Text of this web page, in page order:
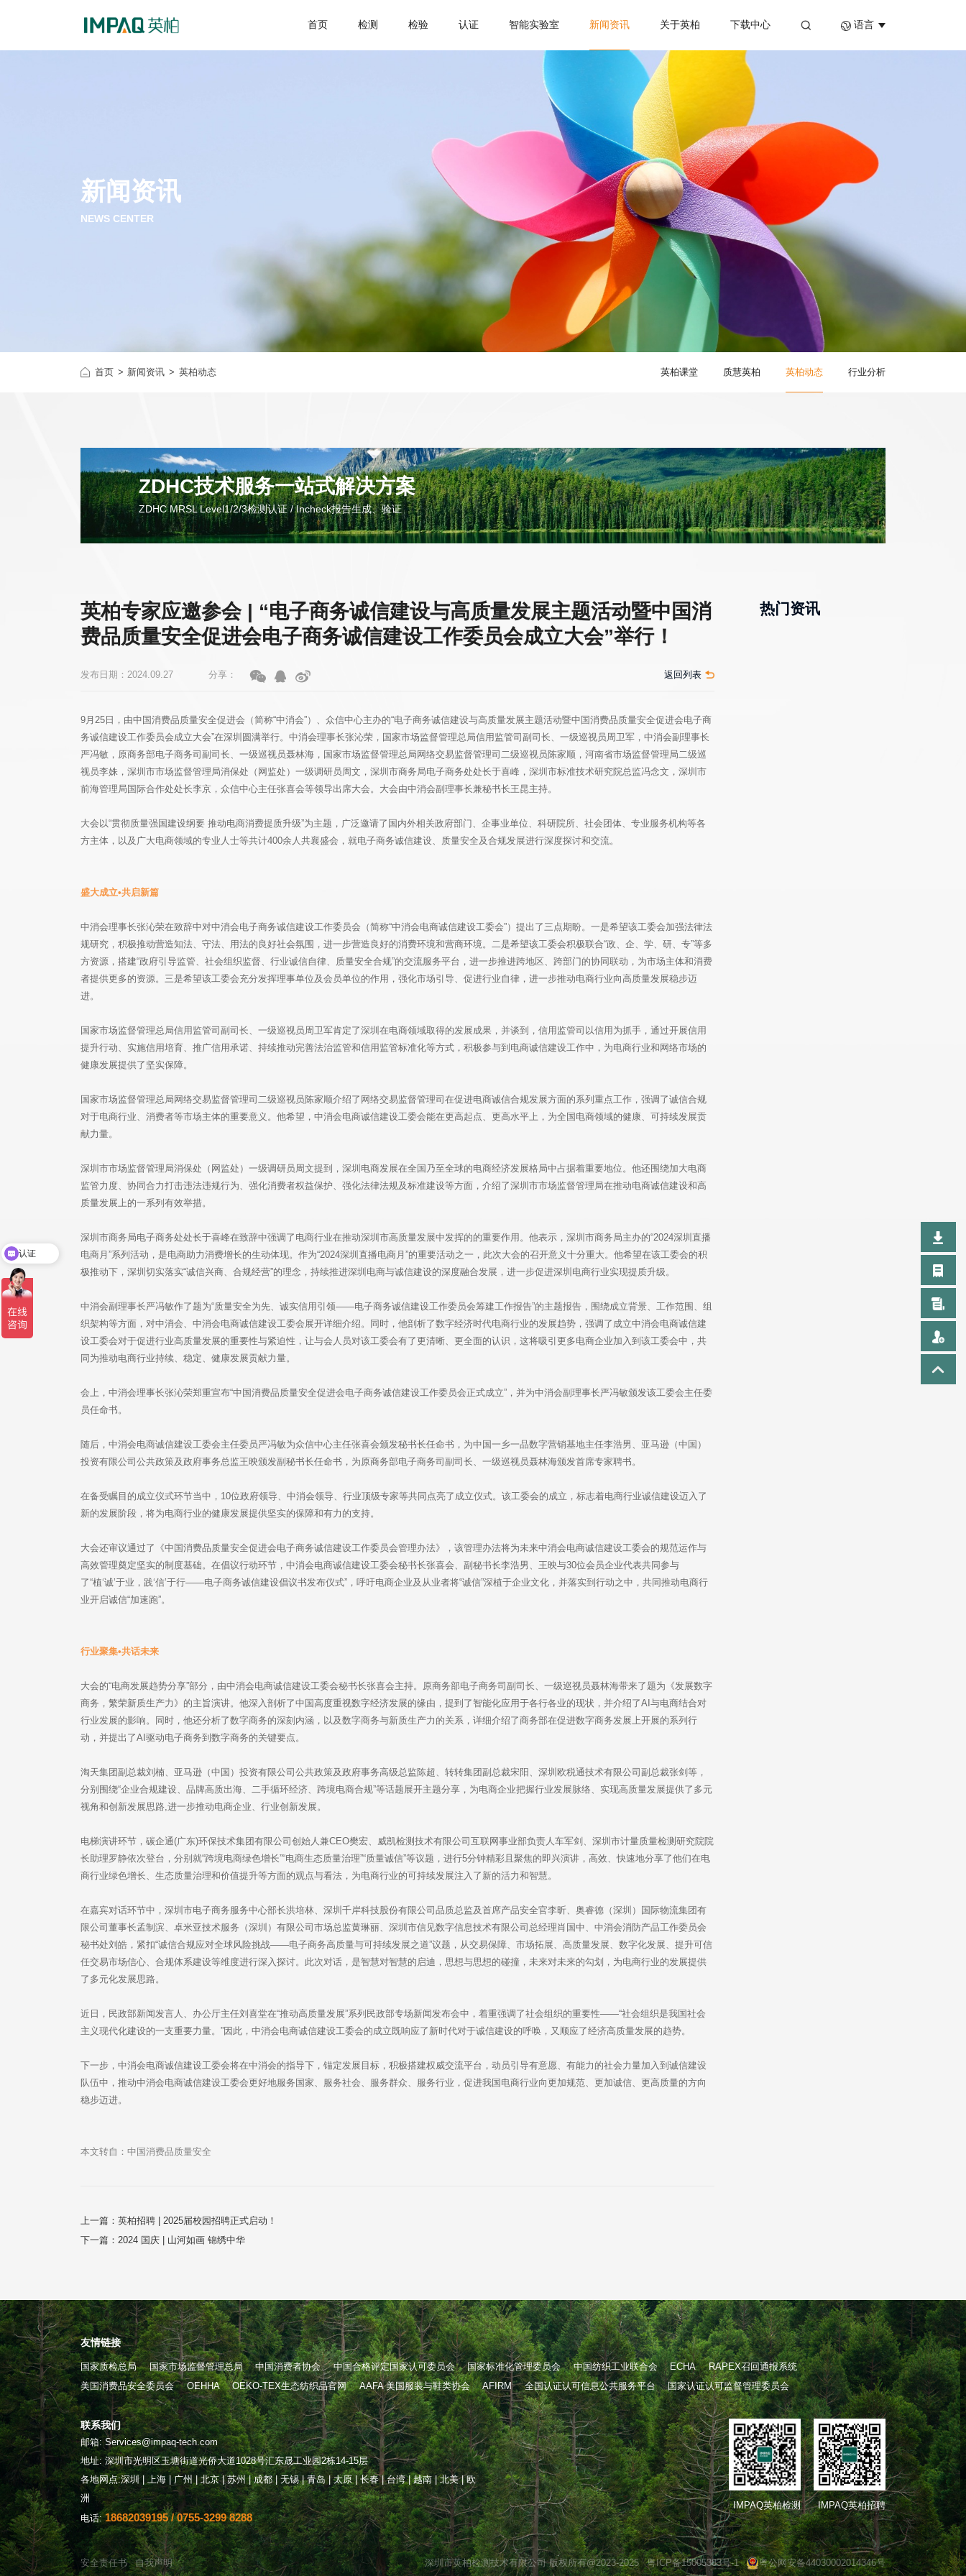
首页 检测 检验 认证 智能实验室 新闻资讯 关于英柏 下载中心 语言
新闻资讯
NEWS CENTER
首页 新闻资讯 英柏动态 英柏课堂 质慧英柏 英柏动态 行业分析
ZDHC技术服务一站式解决方案
ZDHC MRSL Level1/2/3检测认证 / Incheck报告生成、验证
英柏专家应邀参会 | “电子商务诚信建设与高质量发展主题活动暨中国消
费品质量安全促进会电子商务诚信建设工作委员会成立大会”举行！
发布日期：2024.09.27 分享： 返回列表
9月25日，由中国消费品质量安全促进会（简称“中消会”）、众信中心主办的“电子商务诚信建设与高质量发展主题活动暨中国消费品质量安全促进会电子商
务诚信建设工作委员会成立大会”在深圳圆满举行。中消会理事长张沁荣，国家市场监督管理总局信用监管司副司长、一级巡视员周卫军，中消会副理事长
严冯敏，原商务部电子商务司副司长、一级巡视员聂林海，国家市场监督管理总局网络交易监督管理司二级巡视员陈家顺，河南省市场监督管理局二级巡
视员李姝，深圳市市场监督管理局消保处（网监处）一级调研员周文，深圳市商务局电子商务处处长于喜峰，深圳市标准技术研究院总监冯念文，深圳市
前海管理局国际合作处处长李京，众信中心主任张喜会等领导出席大会。大会由中消会副理事长兼秘书长王昆主持。
大会以“贯彻质量强国建设纲要 推动电商消费提质升级”为主题，广泛邀请了国内外相关政府部门、企事业单位、科研院所、社会团体、专业服务机构等各
方主体，以及广大电商领域的专业人士等共计400余人共襄盛会，就电子商务诚信建设、质量安全及合规发展进行深度探讨和交流。
盛大成立•共启新篇
中消会理事长张沁荣在致辞中对中消会电子商务诚信建设工作委员会（简称“中消会电商诚信建设工委会”）提出了三点期盼。一是希望该工委会加强法律法
规研究，积极推动营造知法、守法、用法的良好社会氛围，进一步营造良好的消费环境和营商环境。二是希望该工委会积极联合“政、企、学、研、专”等多
方资源，搭建“政府引导监管、社会组织监督、行业诚信自律、质量安全合规”的交流服务平台，进一步推进跨地区、跨部门的协同联动，为市场主体和消费
者提供更多的资源。三是希望该工委会充分发挥理事单位及会员单位的作用，强化市场引导、促进行业自律，进一步推动电商行业向高质量发展稳步迈
进。
国家市场监督管理总局信用监管司副司长、一级巡视员周卫军肯定了深圳在电商领域取得的发展成果，并谈到，信用监管司以信用为抓手，通过开展信用
提升行动、实施信用培育、推广信用承诺、持续推动完善法治监管和信用监管标准化等方式，积极参与到电商诚信建设工作中，为电商行业和网络市场的
健康发展提供了坚实保障。
国家市场监督管理总局网络交易监督管理司二级巡视员陈家顺介绍了网络交易监督管理司在促进电商诚信合规发展方面的系列重点工作，强调了诚信合规
对于电商行业、消费者等市场主体的重要意义。他希望，中消会电商诚信建设工委会能在更高起点、更高水平上，为全国电商领域的健康、可持续发展贡
献力量。
深圳市市场监督管理局消保处（网监处）一级调研员周文提到，深圳电商发展在全国乃至全球的电商经济发展格局中占据着重要地位。他还围绕加大电商
监管力度、协同合力打击违法违规行为、强化消费者权益保护、强化法律法规及标准建设等方面，介绍了深圳市市场监督管理局在推动电商诚信建设和高
质量发展上的一系列有效举措。
深圳市商务局电子商务处处长于喜峰在致辞中强调了电商行业在推动深圳市高质量发展中发挥的的重要作用。他表示，深圳市商务局主办的“2024深圳直播
电商月”系列活动，是电商助力消费增长的生动体现。作为“2024深圳直播电商月”的重要活动之一，此次大会的召开意义十分重大。他希望在该工委会的积
极推动下，深圳切实落实“诚信兴商、合规经营”的理念，持续推进深圳电商与诚信建设的深度融合发展，进一步促进深圳电商行业实现提质升级。
中消会副理事长严冯敏作了题为“质量安全为先、诚实信用引领——电子商务诚信建设工作委员会筹建工作报告”的主题报告，围绕成立背景、工作范围、组
织架构等方面，对中消会、中消会电商诚信建设工委会展开详细介绍。同时，他剖析了数字经济时代电商行业的发展趋势，强调了成立中消会电商诚信建
设工委会对于促进行业高质量发展的重要性与紧迫性，让与会人员对该工委会有了更清晰、更全面的认识，这将吸引更多电商企业加入到该工委会中，共
同为推动电商行业持续、稳定、健康发展贡献力量。
会上，中消会理事长张沁荣郑重宣布“中国消费品质量安全促进会电子商务诚信建设工作委员会正式成立”，并为中消会副理事长严冯敏颁发该工委会主任委
员任命书。
随后，中消会电商诚信建设工委会主任委员严冯敏为众信中心主任张喜会颁发秘书长任命书，为中国一乡一品数字营销基地主任李浩男、亚马逊（中国）
投资有限公司公共政策及政府事务总监王映颁发副秘书长任命书，为原商务部电子商务司副司长、一级巡视员聂林海颁发首席专家聘书。
在备受瞩目的成立仪式环节当中，10位政府领导、中消会领导、行业顶级专家等共同点亮了成立仪式。该工委会的成立，标志着电商行业诚信建设迈入了
新的发展阶段，将为电商行业的健康发展提供坚实的保障和有力的支持。
大会还审议通过了《中国消费品质量安全促进会电子商务诚信建设工作委员会管理办法》，该管理办法将为未来中消会电商诚信建设工委会的规范运作与
高效管理奠定坚实的制度基础。在倡议行动环节，中消会电商诚信建设工委会秘书长张喜会、副秘书长李浩男、王映与30位会员企业代表共同参与
了“植‘诚’于业，践‘信’于行——电子商务诚信建设倡议书发布仪式”，呼吁电商企业及从业者将“诚信”深植于企业文化，并落实到行动之中，共同推动电商行
业开启诚信“加速跑”。
行业聚集•共话未来
大会的“电商发展趋势分享”部分，由中消会电商诚信建设工委会秘书长张喜会主持。原商务部电子商务司副司长、一级巡视员聂林海带来了题为《发展数字
商务，繁荣新质生产力》的主旨演讲。他深入剖析了中国高度重视数字经济发展的缘由，提到了智能化应用于各行各业的现状，并介绍了AI与电商结合对
行业发展的影响。同时，他还分析了数字商务的深刻内涵，以及数字商务与新质生产力的关系，详细介绍了商务部在促进数字商务发展上开展的系列行
动，并提出了AI驱动电子商务到数字商务的关键要点。
淘天集团副总裁刘楠、亚马逊（中国）投资有限公司公共政策及政府事务高级总监陈超、转转集团副总裁宋阳、深圳欧税通技术有限公司副总裁张剑等，
分别围绕“企业合规建设、品牌高质出海、二手循环经济、跨境电商合规”等话题展开主题分享，为电商企业把握行业发展脉络、实现高质量发展提供了多元
视角和创新发展思路,进一步推动电商企业、行业创新发展。
电梯演讲环节，碳企通(广东)环保技术集团有限公司创始人兼CEO樊宏、威凯检测技术有限公司互联网事业部负责人车军剑、深圳市计量质量检测研究院院
长助理罗静依次登台，分别就“跨境电商绿色增长”“电商生态质量治理”“质量诚信”等议题，进行5分钟精彩且聚焦的即兴演讲，高效、快速地分享了他们在电
商行业绿色增长、生态质量治理和价值提升等方面的观点与看法，为电商行业的可持续发展注入了新的活力和智慧。
在嘉宾对话环节中，深圳市电子商务服务中心部长洪培林、深圳千岸科技股份有限公司品质总监及首席产品安全官李昕、奥睿德（深圳）国际物流集团有
限公司董事长孟制滨、卓米亚技术服务（深圳）有限公司市场总监黄琳丽、深圳市信见数字信息技术有限公司总经理肖国中、中消会消防产品工作委员会
秘书处刘皓，紧扣“诚信合规应对全球风险挑战——电子商务高质量与可持续发展之道”议题，从交易保障、市场拓展、高质量发展、数字化发展、提升可信
任交易市场信心、合规体系建设等维度进行深入探讨。此次对话，是智慧对智慧的启迪，思想与思想的碰撞，未来对未来的勾划，为电商行业的发展提供
了多元化发展思路。
近日，民政部新闻发言人、办公厅主任刘喜堂在“推动高质量发展”系列民政部专场新闻发布会中，着重强调了社会组织的重要性——“社会组织是我国社会
主义现代化建设的一支重要力量。”因此，中消会电商诚信建设工委会的成立既响应了新时代对于诚信建设的呼唤，又顺应了经济高质量发展的趋势。
下一步，中消会电商诚信建设工委会将在中消会的指导下，锚定发展目标，积极搭建权威交流平台，动员引导有意愿、有能力的社会力量加入到诚信建设
队伍中，推动中消会电商诚信建设工委会更好地服务国家、服务社会、服务群众、服务行业，促进我国电商行业向更加规范、更加诚信、更高质量的方向
稳步迈进。
本文转自：中国消费品质量安全
上一篇：英柏招聘 | 2025届校园招聘正式启动！
下一篇：2024 国庆 | 山河如画 锦绣中华
热门资讯
友情链接
国家质检总局 国家市场监督管理总局 中国消费者协会 中国合格评定国家认可委员会 国家标准化管理委员会 中国纺织工业联合会 ECHA
RAPEX召回通报系统
美国消费品安全委员会
OEHHA OEKO-TEX生态纺织品官网 AAFA 美国服装与鞋类协会 AFIRM 全国认证认可信息公共服务平台 国家认证认可监督管理委员会
联系我们
邮箱: Services@impaq-tech.com
地址: 深圳市光明区玉塘街道光侨大道1028号汇东晟工业园2栋14-15层
各地网点:深圳 | 上海 | 广州 | 北京 | 苏州 | 成都 | 无锡 | 青岛 | 太原 | 长春 | 台湾 | 越南 | 北美 | 欧
洲
电话:18682039195 / 0755-3299 8288
IMPAQ英柏检测 IMPAQ英柏招聘
安全责任书 自我声明 深圳市英柏检测技术有限公司 版权所有@2023-2025 粤ICP备15005383号-1 粤公网安备44030002014346号
认证
ZDHC一站式服务